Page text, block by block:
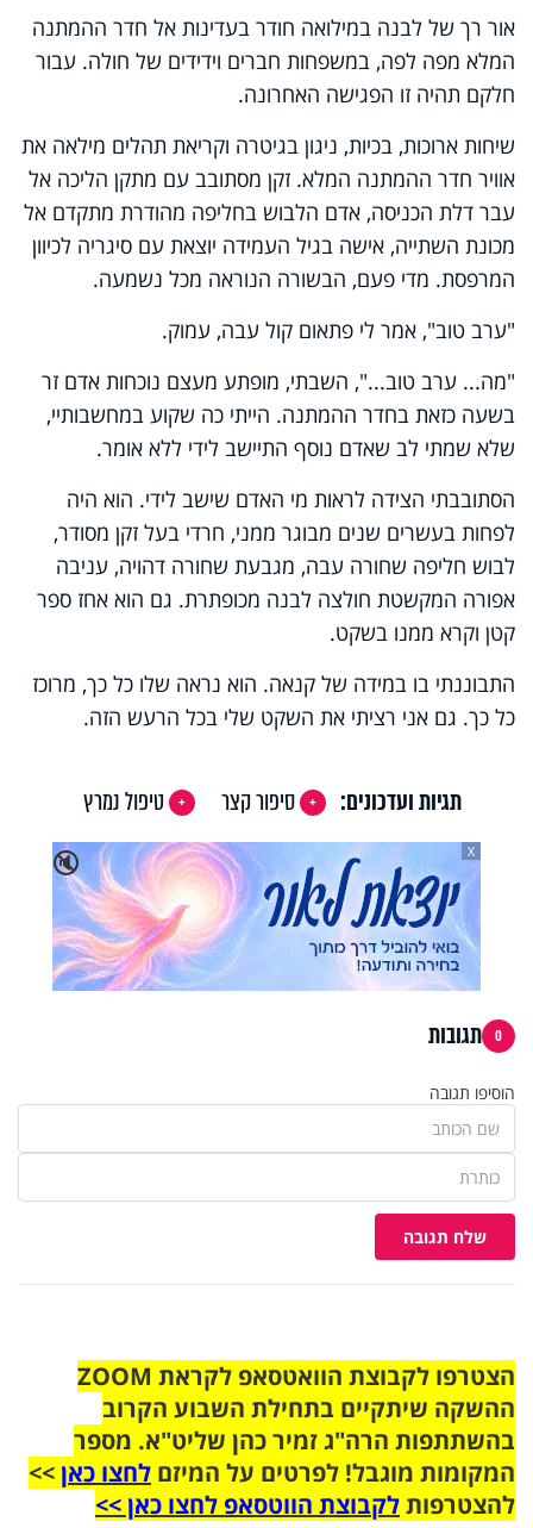
אור רך של לבנה במילואה חודר בעדינות אל חדר ההמתנה
המלא מפה לפה, במשפחות חברים וידידים של חולה. עבור
חלקם תהיה זו הפגישה האחרונה.
שיחות ארוכות, בכיות, ניגון בגיטרה וקריאת תהלים מילאה את
אוויר חדר ההמתנה המלא. זקן מסתובב עם מתקן הליכה אל
עבר דלת הכניסה, אדם הלבוש בחליפה מהודרת מתקדם אל
מכונת השתייה, אישה בגיל העמידה יוצאת עם סיגריה לכיוון
המרפסת. מדי פעם, הבשורה הנוראה מכל נשמעה.
"ערב טוב", אמר לי פתאום קול עבה, עמוק.
"מה... ערב טוב...", השבתי, מופתע מעצם נוכחות אדם זר
בשעה כזאת בחדר ההמתנה. הייתי כה שקוע במחשבותיי,
שלא שמתי לב שאדם נוסף התיישב לידי ללא אומר.
הסתובבתי הצידה לראות מי האדם שישב לידי. הוא היה
לפחות בעשרים שנים מבוגר ממני, חרדי בעל זקן מסודר,
לבוש חליפה שחורה עבה, מגבעת שחורה דהויה, עניבה
אפורה המקשטת חולצה לבנה מכופתרת. גם הוא אחז ספר
קטן וקרא ממנו בשקט.
התבוננתי בו במידה של קנאה. הוא נראה שלו כל כך, מרוכז
כל כך. גם אני רציתי את השקט שלי בכל הרעש הזה.
תגיות ועדכונים: סיפור קצר
טיפול נמרץ
🔇
X
0 תגובות
הוסיפו תגובה
שלח תגובה
הצטרפו לקבוצת הוואטסאפ לקראת ZOOM
ההשקה שיתקיים בתחילת השבוע הקרוב
בהשתתפות הרה"ג זמיר כהן שליט"א. מספר
המקומות מוגבל! לפרטים על המיזם לחצו כאן>>
להצטרפותלקבוצת הווטסאפ לחצו כאן >>